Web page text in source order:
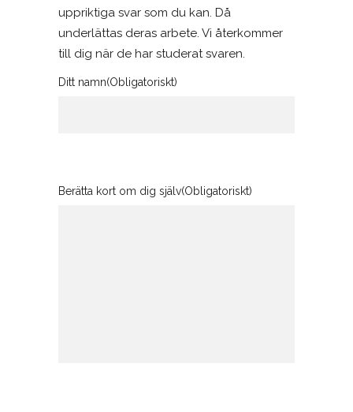
uppriktiga svar som du kan. Då
underlättas deras arbete. Vi återkommer
till dig när de har studerat svaren.
Ditt namn(Obligatoriskt)
Berätta kort om dig själv(Obligatoriskt)